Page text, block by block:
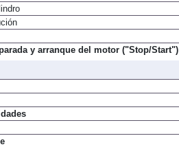
y arranque del motor ("Stop/Start")